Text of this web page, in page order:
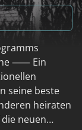
seine beste
heiraten
neuen